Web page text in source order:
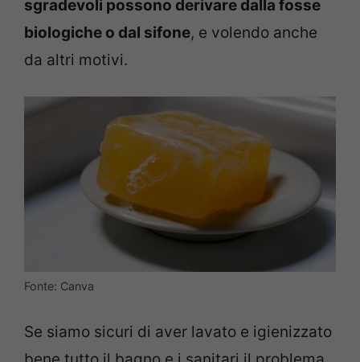
sgradevoli possono derivare dalla fosse
biologiche o dal sifone, e volendo anche
da altri motivi.
Fonte: Canva
Se siamo sicuri di aver lavato e igienizzato